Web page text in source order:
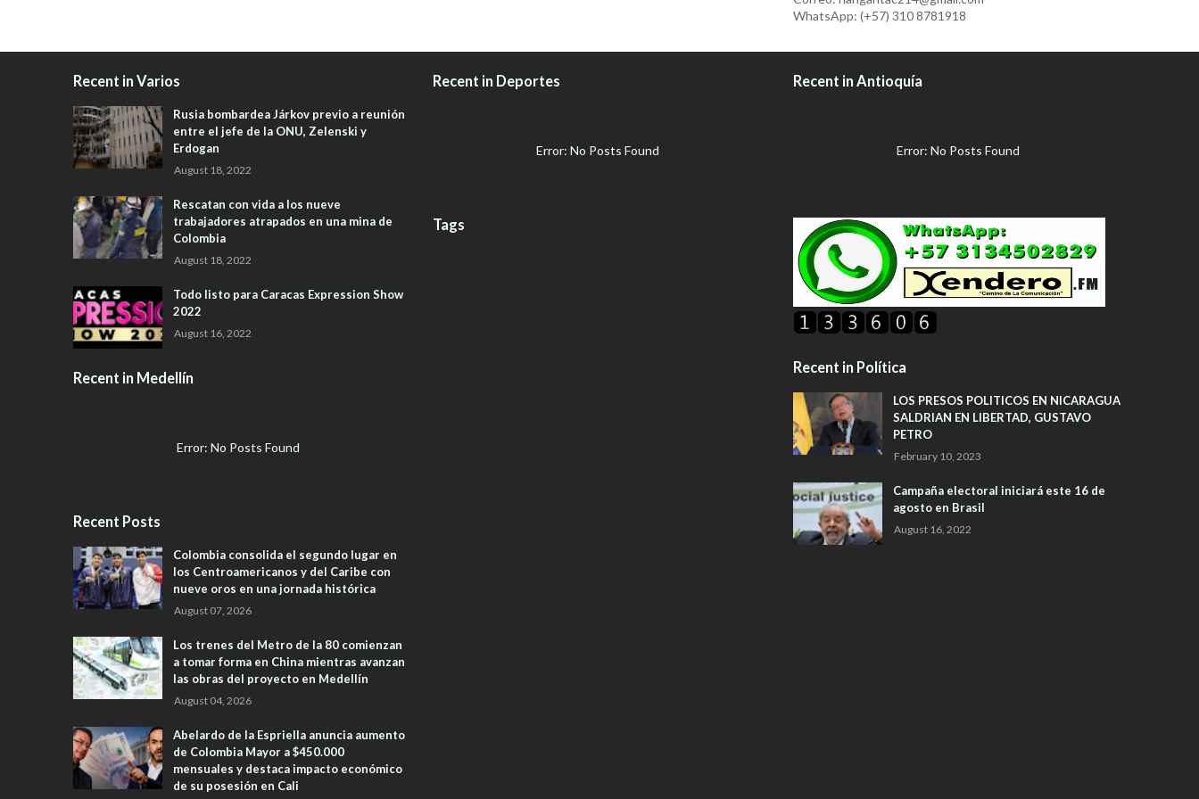
WhatsApp: (+57) 310 8781918
Recent in Varios
Rusia bombardea Járkov previo a reunión
entre el jefe de la ONU, Zelenski y
Erdogan
August 18, 2022
Rescatan con vida a los nueve
trabajadores atrapados en una mina de
Colombia
August 18, 2022
Todo listo para Caracas Expression Show
2022
August 16, 2022
Recent in Medellín
Error: No Posts Found
Recent Posts
Colombia consolida el segundo lugar en
los Centroamericanos y del Caribe con
nueve oros en una jornada histórica
August 07, 2026
Los trenes del Metro de la 80 comienzan
a tomar forma en China mientras avanzan
las obras del proyecto en Medellín
August 04, 2026
Abelardo de la Espriella anuncia aumento
de Colombia Mayor a $450.000
mensuales y destaca impacto económico
de su posesión en Cali
Recent in Deportes
Error: No Posts Found
Tags
Recent in Antioquía
Error: No Posts Found
Recent in Política
LOS PRESOS POLITICOS EN NICARAGUA
SALDRIAN EN LIBERTAD, GUSTAVO
PETRO
February 10, 2023
Campaña electoral iniciará este 16 de
agosto en Brasil
August 16, 2022